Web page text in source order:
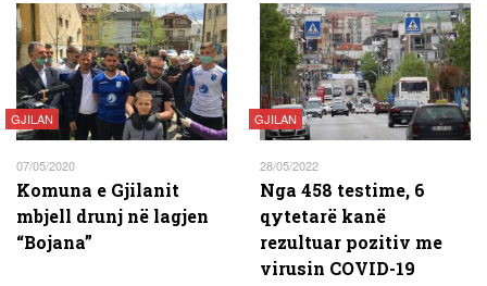
GJILAN
07/05/2020
Komuna e Gjilanit
mbjell drunj në lagjen
“Bojana”
GJILAN
28/05/2022
Nga 458 testime, 6
qytetarë kanë
rezultuar pozitiv me
virusin COVID-19